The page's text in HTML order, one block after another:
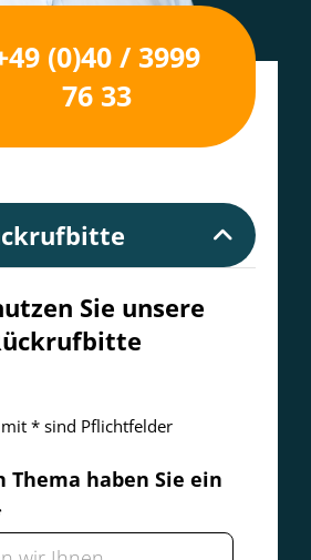
(0)40 / 3999
76 33
Sie unsere
* sind Pflichtfelder
Thema haben Sie ein